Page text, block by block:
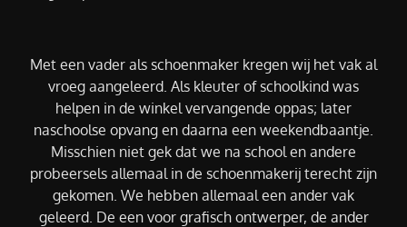
Met een vader als schoenmaker kregen wij het vak al
vroeg aangeleerd. Als kleuter of schoolkind was
helpen in de winkel vervangende oppas; later
naschoolse opvang en daarna een weekendbaantje.
Misschien niet gek dat we na school en andere
probeersels allemaal in de schoenmakerij terecht zijn
gekomen. We hebben allemaal een ander vak
geleerd. De een voor grafisch ontwerper, de ander